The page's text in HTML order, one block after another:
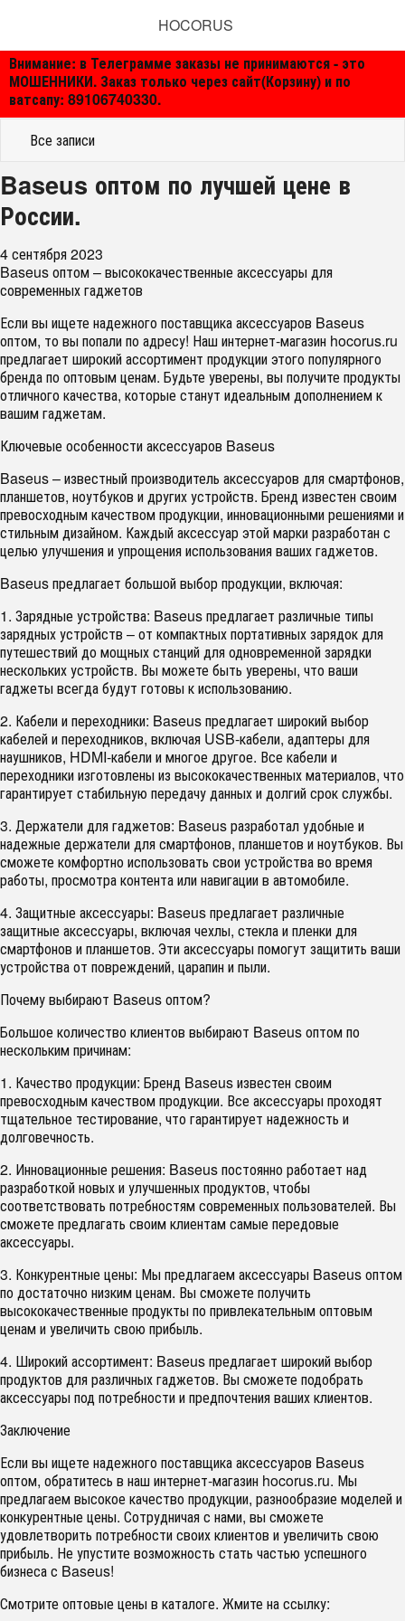
Внимание: в Телеграмме заказы не принимаются - это
МОШЕННИКИ. Заказ только через сайт(Корзину) и по
ватсапу: 89106740330.
HOCORUS
Все записи
Baseus оптом по лучшей цене в
России.
4 сентября 2023
Baseus оптом – высококачественные аксессуары для
современных гаджетов
Если вы ищете надежного поставщика аксессуаров Baseus
оптом, то вы попали по адресу! Наш интернет-магазин hocorus.ru
предлагает широкий ассортимент продукции этогопопулярного
бренда по оптовым ценам. Будьте уверены, вы получите продукты
отличного качества, которые станут идеальным дополнением к
вашим гаджетам.
Ключевые особенности аксессуаров Baseus
Baseus – известный производитель аксессуаров для смартфонов,
планшетов, ноутбуков и других устройств. Бренд известен своим
превосходным качеством продукции, инновационными решениями и
стильным дизайном. Каждый аксессуар этой марки разработан с
целью улучшения и упрощения использования ваших гаджетов.
Baseus предлагает большой выбор продукции, включая:
1. Зарядные устройства: Baseus предлагает различные типы
зарядных устройств – от компактных портативных зарядок для
путешествий до мощных станций для одновременной зарядки
нескольких устройств. Вы можете быть уверены, что ваши
гаджеты всегда будут готовы к использованию.
2. Кабели и переходники: Baseus предлагает широкий выбор
кабелей и переходников, включая USB-кабели, адаптеры для
наушников, HDMI-кабели и многое другое. Все кабели и
переходники изготовлены из высококачественных материалов, что
гарантирует стабильную передачу данных и долгий срок службы.
3. Держатели для гаджетов: Baseus разработал удобные и
надежные держатели для смартфонов, планшетов и ноутбуков. Вы
сможете комфортно использовать свои устройства во время
работы, просмотра контента или навигации в автомобиле.
4. Защитные аксессуары: Baseus предлагает различные
защитные аксессуары, включая чехлы, стекла и пленки для
смартфонов и планшетов. Эти аксессуары помогут защитить ваши
устройства от повреждений, царапин и пыли.
Почему выбирают Baseus оптом?
Большое количество клиентов выбирают Baseus оптом по
нескольким причинам:
1. Качество продукции: Бренд Baseus известен своим
превосходным качеством продукции. Все аксессуары проходят
тщательное тестирование, что гарантирует надежность и
долговечность.
2. Инновационные решения: Baseus постоянно работает над
разработкой новых и улучшенных продуктов, чтобы
соответствовать потребностям современных пользователей. Вы
сможете предлагать своим клиентам самые передовые
аксессуары.
3. Конкурентные цены: Мы предлагаем аксессуары Baseus оптом
по достаточно низким ценам. Вы сможете получить
высококачественные продукты по привлекательным оптовым
ценам и увеличить свою прибыль.
4. Широкий ассортимент: Baseus предлагает широкий выбор
продуктов для различных гаджетов. Вы сможете подобрать
аксессуары под потребности и предпочтения ваших клиентов.
Заключение
Если вы ищете надежного поставщика аксессуаров Baseus
оптом, обратитесь в наш интернет-магазин hocorus.ru. Мы
предлагаем высокое качество продукции, разнообразие моделей и
конкурентные цены. Сотрудничая с нами, вы сможете
удовлетворить потребности своих клиентов и увеличить свою
прибыль. Не упустите возможность стать частью успешного
бизнеса с Baseus!
Смотрите оптовые цены в каталоге. Жмите на ссылку: